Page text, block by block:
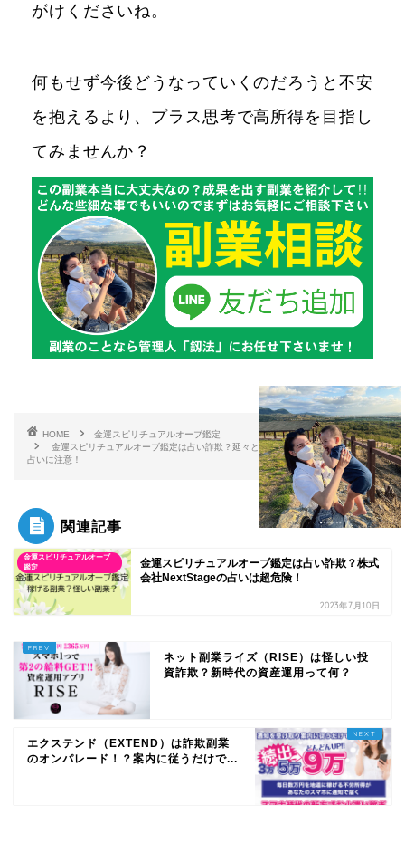
がけくださいね。
何もせず今後どうなっていくのだろうと不安
を抱えるより、プラス思考で高所得を目指し
てみませんか？
HOME
金運スピリチュアルオーブ鑑定
金運スピリチュアルオーブ鑑定は占い詐欺？延々とポイント課金させられる悪質
占いに注意！
関連記事
金運スピリチュアルオーブ
鑑定
金運スピリチュアルオーブ鑑定は占い詐欺？株式
会社NextStageの占いは超危険！
2023年7月10日
ネット副業ライズ（RISE）は怪しい投
資詐欺？新時代の資産運用って何？
エクステンド（EXTEND）は詐欺副業
のオンパレード！？案内に従うだけで...